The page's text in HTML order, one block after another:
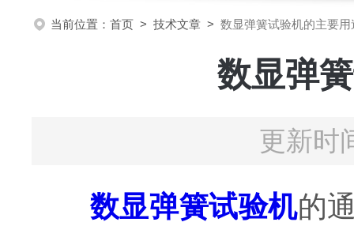
当前位置： 首页 > 技术文章 > 数显弹簧试验机的主要
数显弹
更新时
数显弹簧试验机的